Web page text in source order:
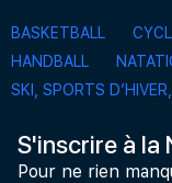
BASKETBALL
HANDBALL
SKI, SPORTS
S'inscrire à la
Pour ne rien